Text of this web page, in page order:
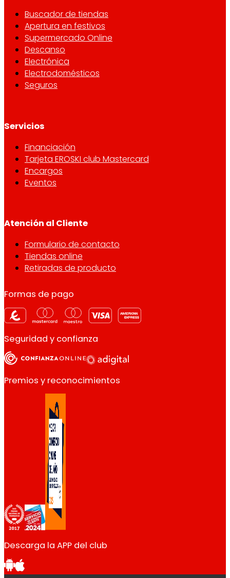
Buscador de tiendas
Apertura en festivos
Supermercado Online
Descanso
Electrónica
Electrodomésticos
Seguros
Servicios
Financiación
Tarjeta EROSKI club Mastercard
Encargos
Eventos
Atención al Cliente
Formulario de contacto
Tiendas online
Retiradas de producto
Formas de pago
Seguridad y confianza
Premios y reconocimientos
Descarga la APP del club